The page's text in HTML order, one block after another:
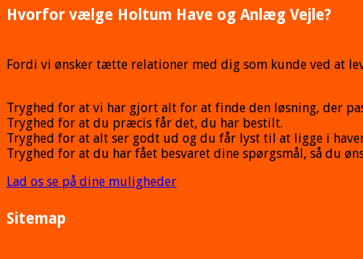
Hvorfor vælge Holtum Have og Anlæg Vejle?
Fordi vi ønsker tætte relationer med dig som kunde ved at
Tryghed for at vi har gjort alt for at finde den løsning, der
Tryghed for at du præcis får det, du har bestilt.
Tryghed for at alt ser godt ud og du får lyst til at ligge i
Tryghed for at du har fået besvaret dine spørgsmål, så du
Lad os se på dine muligheder
Sitemap